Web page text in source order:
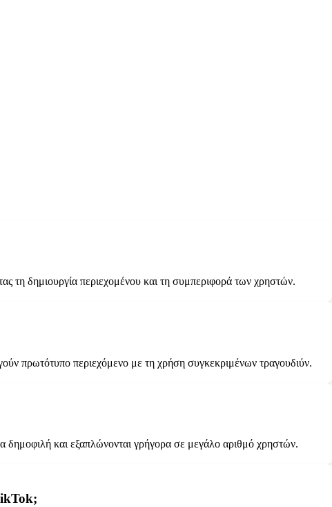
τη δημιουργία περιεχομένου και τη συμπεριφορά των χρηστών.
πρωτότυπο περιεχόμενο με τη χρήση συγκεκριμένων τραγουδιύν.
δημοφιλή και εξαπλώνονται γρήγορα σε μεγάλο αριθμό χρηστών.